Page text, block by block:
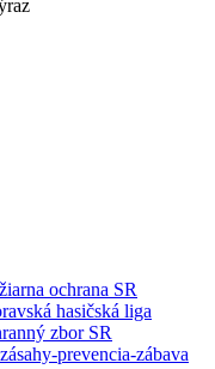
ochrana SR
hasičská liga
zbor SR
prevencia-zábava